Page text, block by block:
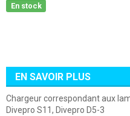
En stock
EN SAVOIR PLUS
Chargeur correspondant aux
Divepro S11, Divepro D5-3